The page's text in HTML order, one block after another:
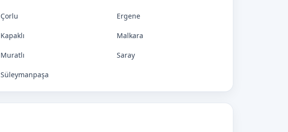
Çorlu Ergene
Kapaklı Malkara
Muratlı Saray
Süleymanpaşa